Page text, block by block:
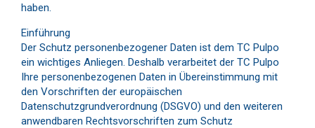
haben.
Einführung
Der Schutz personenbezogener Daten ist dem TC Pulpo
ein wichtiges Anliegen. Deshalb verarbeitet der TC Pulpo
Ihre personenbezogenen Daten in Übereinstimmung mit
den Vorschriften der europäischen
Datenschutzgrundverordnung (DSGVO) und den weiteren
anwendbaren Rechtsvorschriften zum Schutz